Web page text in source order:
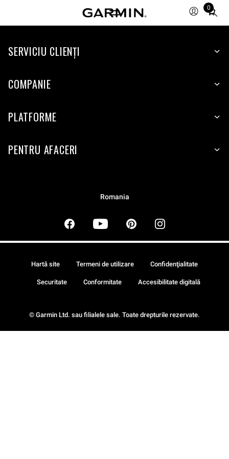
0
Total
items
cart:
SERVICIU CLIENŢI
COMPANIE
PLATFORME
PENTRU AFACERI
Romania
© Garmin Ltd. sau filialele sale. Toate drepturile rezervate.
Hartă site Termeni de utilizare Confidenţialitate
Securitate Conformitate Accesibilitate digitală